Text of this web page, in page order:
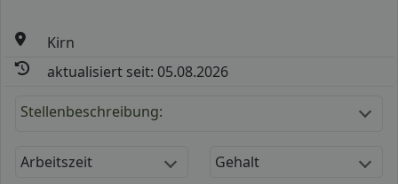
Kirn
aktualisiert seit: 05.08.2026
Stellenbeschreibung:
Arbeitszeit Gehalt